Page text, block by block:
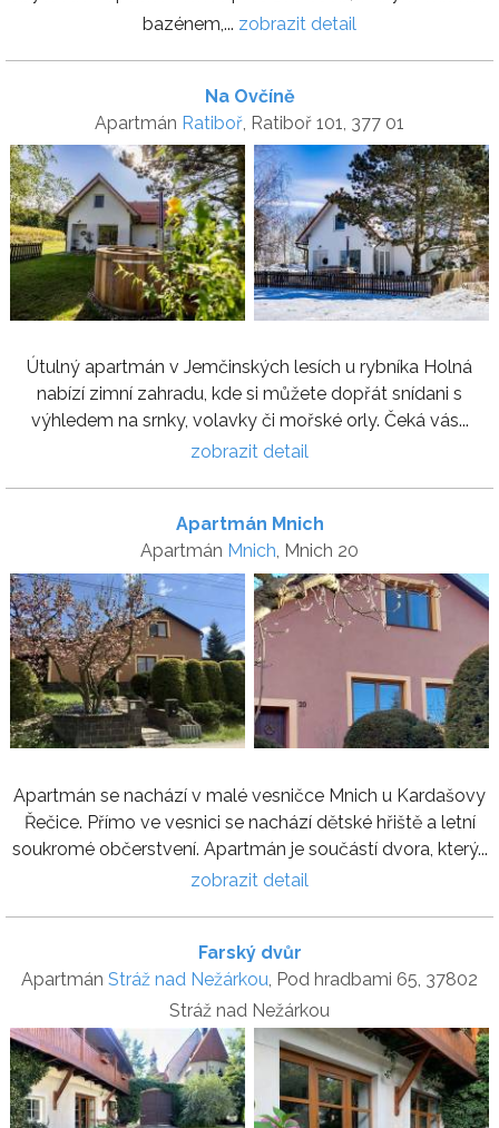
bazénem,... zobrazit detail
Na Ovčíně
Apartmán Ratiboř, Ratiboř 101, 377 01
Útulný apartmán v Jemčinských lesích u rybníka Holná
nabízí zimní zahradu, kde si můžete dopřát snídani s
výhledem na srnky, volavky či mořské orly. Čeká vás...
zobrazit detail
Apartmán Mnich
Apartmán Mnich, Mnich 20
Apartmán se nachází v malé vesničce Mnich u Kardašovy
Řečice. Přímo ve vesnici se nachází dětské hřiště a letní
soukromé občerstvení. Apartmán je součástí dvora, který...
zobrazit detail
Farský dvůr
Apartmán Stráž nad Nežárkou , Pod hradbami 65, 37802
Stráž nad Nežárkou